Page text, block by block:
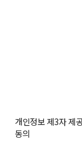
개인정보 제3자 제
동의